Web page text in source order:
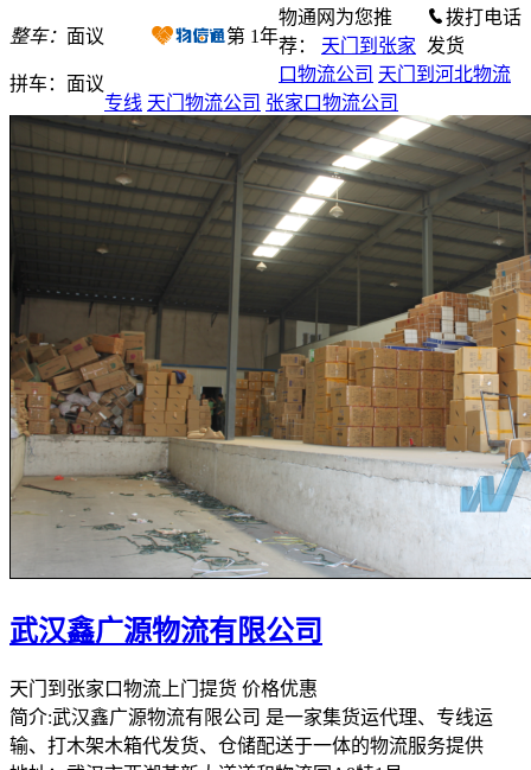
整车： 面议
拼车： 面议
第 1年
拨打电话
发货
武汉鑫广源物流有限公司
天门到张家口物流上门提货 价格优惠
简介:武汉鑫广源物流有限公司 是一家集货运代理、专线运
输、打木架木箱代发货、仓储配送于一体的物流服务提供
物通网为您推
荐：
天门到张家
口物流公司 天门到河北物流
专线 天门物流公司 张家口物流公司